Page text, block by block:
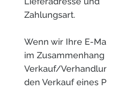
Zahlungsart.
Wenn wir Ihre E-Mail-
im Zusammenhang
Verkauf/
den Verkauf eines